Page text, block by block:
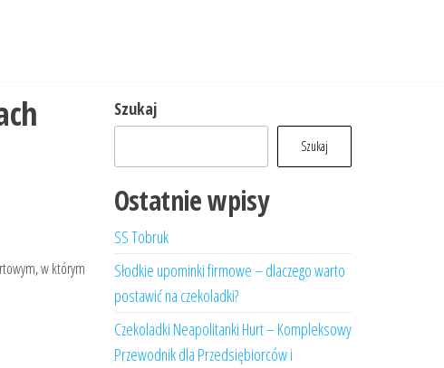
w którym
Szukaj
Szukaj
Ostatnie wpisy
SS Tobruk
Słodkie upominki firmowe – dlaczego warto
postawić na czekoladki?
Czekoladki Neapolitanki Hurt – Kompleksowy
Przewodnik dla Przedsiębiorców i